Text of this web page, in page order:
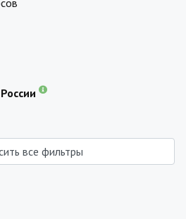
все фильтры